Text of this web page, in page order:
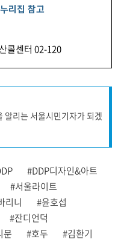
리집 참고
콜센터 02-120
알리는 서울시민기자가 되겠
#DDP디자인&아트
#서울라이트
리니
#윤호섭
#잔디언덕
문 #호두
#김환기